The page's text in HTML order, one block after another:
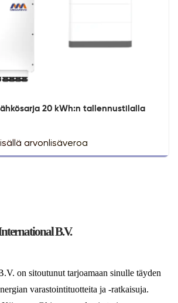
20 kWh:n tallennustilalla
arvonlisäveroa
B.V.
on sitoutunut tarjoamaan sinulle täyden
varastointituotteita ja -ratkaisuja.